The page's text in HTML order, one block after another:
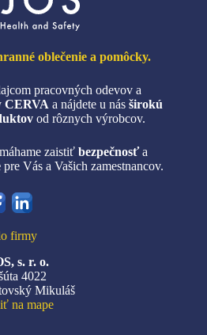
produktu.
oblečenie a pomôcky.
pracovných odevov a
CERVA a nájdete u násširokú
od rôznych výrobcov.
zaistiť bezpečnosťa
pre Vás a Vašich zamestnancov.
firmy
s. r. o.
4022
Mikuláš
na mape